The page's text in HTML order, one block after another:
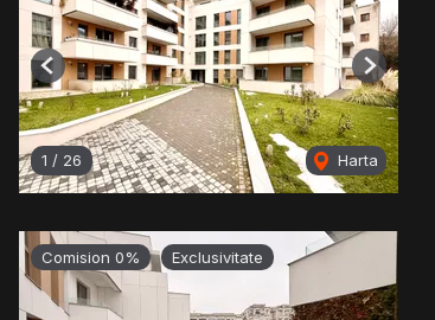
1 / 26 Harta
Previous Next
Comision 0% Exclusivitate